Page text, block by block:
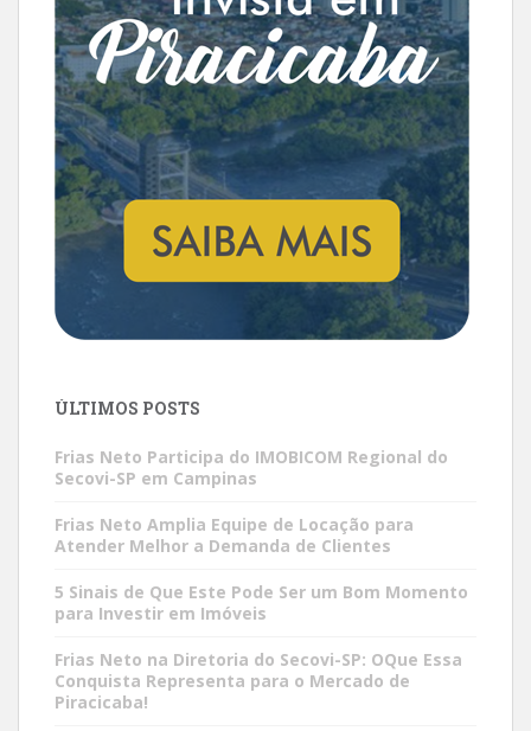
ÚLTIMOS POSTS
Frias Neto Participa do IMOBICOM Regional do
Secovi-SP em Campinas
Frias Neto Amplia Equipe de Locação para
Atender Melhor a Demanda de Clientes
5 Sinais de Que Este Pode Ser um Bom Momento
para Investir em Imóveis
Frias Neto na Diretoria do Secovi-SP: OQue Essa
Conquista Representa para o Mercado de
Piracicaba!